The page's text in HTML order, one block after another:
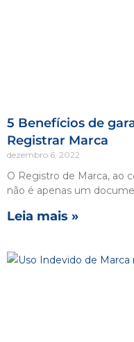
5 Benefícios de
Registrar Marca
dezembro 6, 2022
O Registro de Marca, ao
não é apenas um
Leia mais »